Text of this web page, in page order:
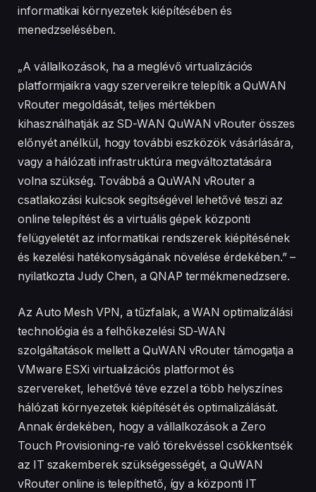
informatikai környezetek kiépítésében és
menedzselésében.
„A vállalkozások, ha a meglévő virtualizációs
platformjaikra vagy szervereikre telepítik a QuWAN
vRouter megoldását, teljes mértékben
kihasználhatják az SD-WAN QuWAN vRouter összes
előnyét anélkül, hogy további eszközök vásárlására,
vagy a hálózati infrastruktúra megváltoztatására
volna szükség. Továbbá a QuWAN vRouter a
csatlakozási kulcsok segítségével lehetővé teszi az
online telepítést és a virtuális gépek központi
felügyeletét az informatikai rendszerek kiépítésének
és kezelési hatékonyságának növelése érdekében.” –
nyilatkozta Judy Chen, a QNAP termékmenedzsere.
Az Auto Mesh VPN, a tűzfalak, a WAN optimalizálási
technológia és a felhőkezelési SD-WAN
szolgáltatások mellett a QuWAN vRouter támogatja a
VMware ESXi virtualizációs platformot és
szervereket, lehetővé téve ezzel a több helyszínes
hálózati környezetek kiépítését és optimalizálását.
Annak érdekében, hogy a vállalkozások a Zero
Touch Provisioning-re való törekvéssel csökkentsék
az IT szakemberek szükségességét, a QuWAN
vRouter online is telepíthető, így a központi IT